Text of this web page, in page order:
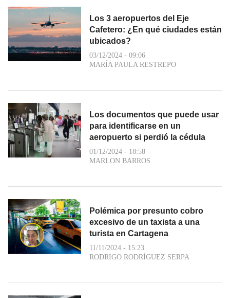
Los 3 aeropuertos del Eje
Cafetero: ¿En qué ciudades están
ubicados?
03/12/2024 - 09:06
MARÍA PAULA RESTREPO
Los documentos que puede usar
para identificarse en un
aeropuerto si perdió la cédula
01/12/2024 - 18:58
MARLON BARROS
Polémica por presunto cobro
excesivo de un taxista a una
turista en Cartagena
11/11/2024 - 15:23
RODRIGO RODRÍGUEZ SERPA